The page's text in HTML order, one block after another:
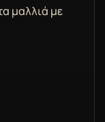
μαλλιά με